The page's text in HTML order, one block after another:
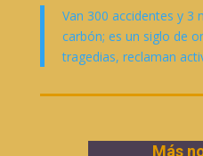
Van 300 accidentes y 3
carbón; es un siglo de
tragedias, reclaman
Más